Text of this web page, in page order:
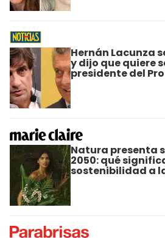
Hernán Lacunza
y dijo que quiere
presidente del Pro
Natura presenta
2050: qué
sostenibilidad a